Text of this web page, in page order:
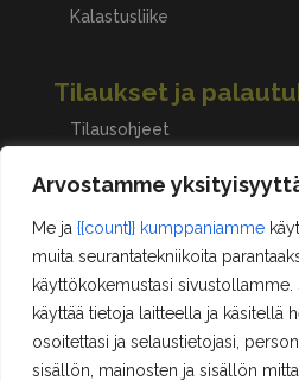
Arvostamme
Me ja {{count}} kumppaniamme
muita seurantatekniikoita
käyttökokemustasi sivustollamme.
käyttää tietoja laitteella ja käsitellä
osoitettasi ja selaustietojasi,
sisällön, mainosten ja sisällön
Kalastusliike
Tilaukset ja
Tilausohjeet
Asiakastilini
Oma tili
Ostoskori
Rekisteröityminen